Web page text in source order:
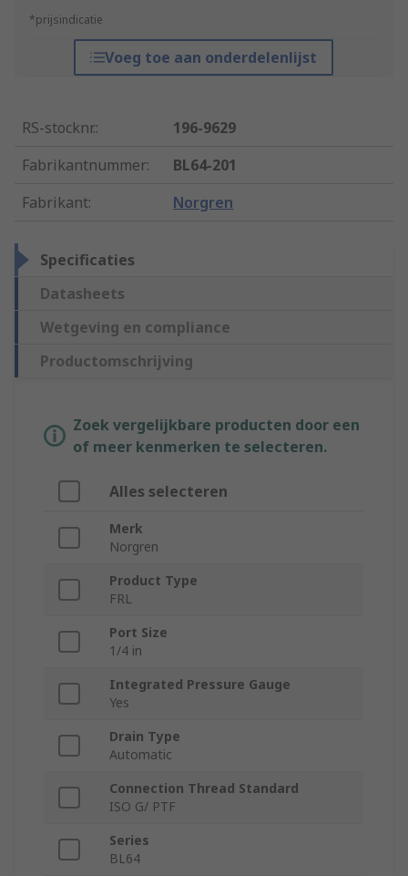
*prijsindicatie
Voeg toe aan onderdelenlijst
RS-stocknr.:
196-9629
Fabrikantnummer:
BL64-201
Fabrikant: Norgren
Specificaties
Datasheets
Wetgeving en compliance
Productomschrijving
Zoek vergelijkbare producten door een
of meer kenmerken te selecteren.
Alles selecteren
Merk
Norgren
Product Type
FRL
Port Size
1/4 in
Integrated Pressure Gauge
Yes
Drain Type
Automatic
Connection Thread Standard
ISO G/ PTF
Series
BL64